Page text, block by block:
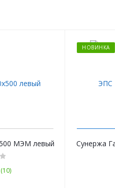
МЭМ левый
НОВИНКА
Сунержа